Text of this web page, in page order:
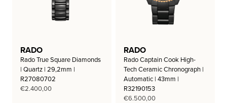
RADO
Rado True Square Diamonds
| Quartz | 29,2mm |
R27080702
€2.400,00
RADO
Rado Captain Cook High-
Tech Ceramic Chronograph |
Automatic | 43mm |
R32190153
€6.500,00